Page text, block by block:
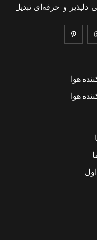
و حرفه‌ای تبدیل
هوا
هوا